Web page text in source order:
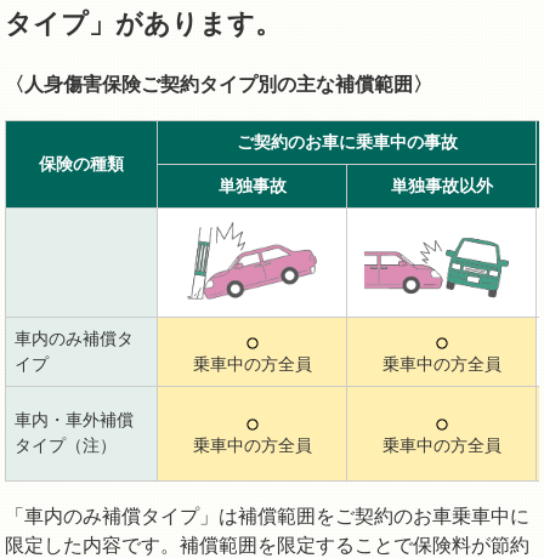
タイプ」があります。
〈人身傷害保険ご契約タイプ別の主な補償範囲〉
保険の種類
ご契約のお車に乗車中の事故
単独事故 単独事故以外
車内のみ補償タ
イプ
乗車中の方全員 乗車中の方全員
車内・車外補償
タイプ（注）
乗車中の方全員 乗車中の方全員
「車内のみ補償タイプ」は補償範囲をご契約のお車乗車中に
限定した内容です。補償範囲を限定することで保険料が節約